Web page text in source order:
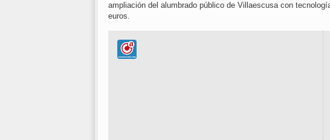
ampliación del alumbrado público de Villaescusa con
euros.